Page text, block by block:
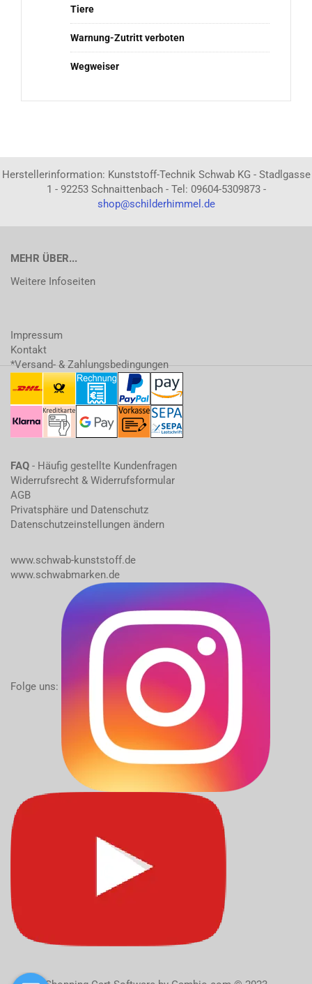
Tiere
Warnung-Zutritt verboten
Wegweiser
Herstellerinformation: Kunststoff-Technik Schwab KG - Stadlgasse
1 - 92253 Schnaittenbach - Tel: 09604-5309873 -
shop@schilderhimmel.de
MEHR ÜBER...
Weitere Infoseiten
Impressum
Kontakt
*Versand- & Zahlungsbedingungen
FAQ - Häufig gestellte Kundenfragen
Widerrufsrecht & Widerrufsformular
AGB
Privatsphäre und Datenschutz
Datenschutzeinstellungen ändern
www.schwab-kunststoff.de
www.schwabmarken.de
Folge uns: